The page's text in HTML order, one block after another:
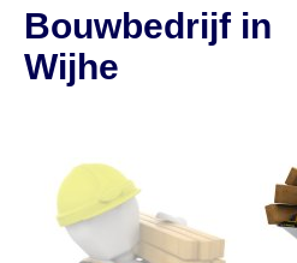
Bouwbedrijf in
Wijhe